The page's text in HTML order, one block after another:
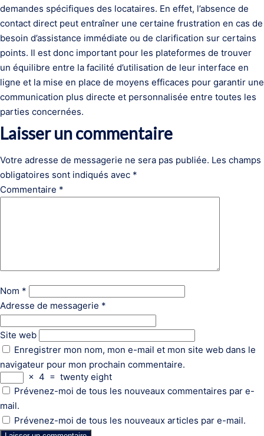
demandes spécifiques des locataires. En effet, l’absence de
contact direct peut entraîner une certaine frustration en cas de
besoin d’assistance immédiate ou de clarification sur certains
points. Il est donc important pour les plateformes de trouver
un équilibre entre la facilité d’utilisation de leur interface en
ligne et la mise en place de moyens efficaces pour garantir une
communication plus directe et personnalisée entre toutes les
parties concernées.
Laisser un commentaire
Votre adresse de messagerie ne sera pas publiée. Les champs
obligatoires sont indiqués avec *
Commentaire *
Nom *
Adresse de messagerie *
Site web
Enregistrer mon nom, mon e-mail et mon site web dans le
navigateur pour mon prochain commentaire.
× 4 = twenty eight
Prévenez-moi de tous les nouveaux commentaires par e-
mail.
Prévenez-moi de tous les nouveaux articles par e-mail.